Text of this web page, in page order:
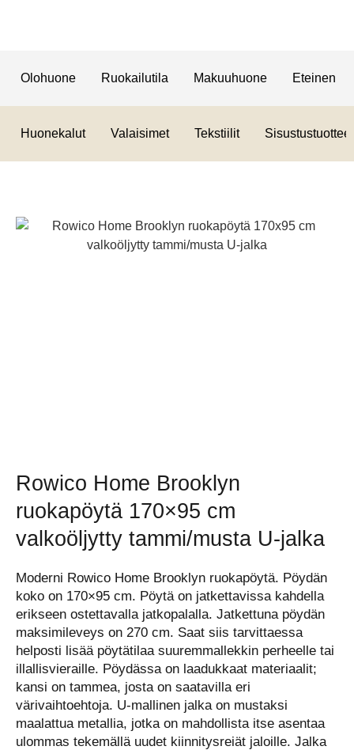
Olohuone Ruokailutila Makuuhuone Eteinen
Huonekalut Valaisimet Tekstiilit Sisustustuotteet
Rowico Home Brooklyn
ruokapöytä 170×95 cm
valkoöljytty tammi/musta U-jalka
Moderni Rowico Home Brooklyn ruokapöytä. Pöydän
koko on 170×95 cm. Pöytä on jatkettavissa kahdella
erikseen ostettavalla jatkopalalla. Jatkettuna pöydän
maksimileveys on 270 cm. Saat siis tarvittaessa
helposti lisää pöytätilaa suuremmallekkin perheelle tai
illallisvieraille. Pöydässa on laadukkaat materiaalit;
kansi on tammea, josta on saatavilla eri
värivaihtoehtoja. U-mallinen jalka on mustaksi
maalattua metallia, jotka on mahdollista itse asentaa
ulommas tekemällä uudet kiinnitysreiät jaloille. Jalka